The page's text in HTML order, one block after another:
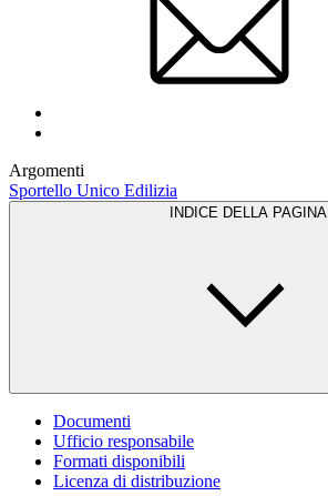
Argomenti
Sportello Unico Edilizia
INDICE DELLA PAGINA
Documenti
Ufficio responsabile
Formati disponibili
Licenza di distribuzione